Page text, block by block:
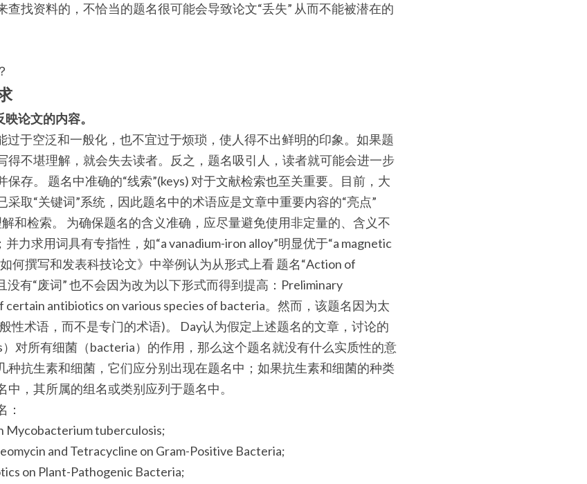
查找资料的，不恰当的题名很可能会导致论文“丢失” 从而不能被潜在的
论文的内容。
过于空泛和一般化，也不宜过于烦琐，使人得不出鲜明的印象。如果题
得不堪理解，就会失去读者。反之，题名吸引人，读者就可能会进一步
存。 题名中准确的“线索”(keys) 对于文献检索也至关重要。目前，大
取“关键词”系统，因此题名中的术语应是文章中重要内容的“亮点”
和检索。 为确保题名的含义准确，应尽量避免使用非定量的、含义不
并力求用词具有专指性，如“a vanadium-iron alloy”明显优于“a magnetic
何撰写和发表科技论文》中举例认为从形式上看 题名“Action of
没有“废词” 也不会因为改为以下形式而得到提高：Preliminary
antibiotics on various species of bacteria。然而，该题名因为太
性术语，而不是专门的术语)。 Day认为假定上述题名的文章，讨论的
对所有细菌（bacteria）的作用，那么这个题名就没有什么实质性的意
种抗生素和细菌，它们应分别出现在题名中；如果抗生素和细菌的种类
，其所属的组名或类别应列于题名中。
：
Mycobacterium tuberculosis;
and Tetracycline on Gram-Positive Bacteria;
on Plant-Pathogenic Bacteria;